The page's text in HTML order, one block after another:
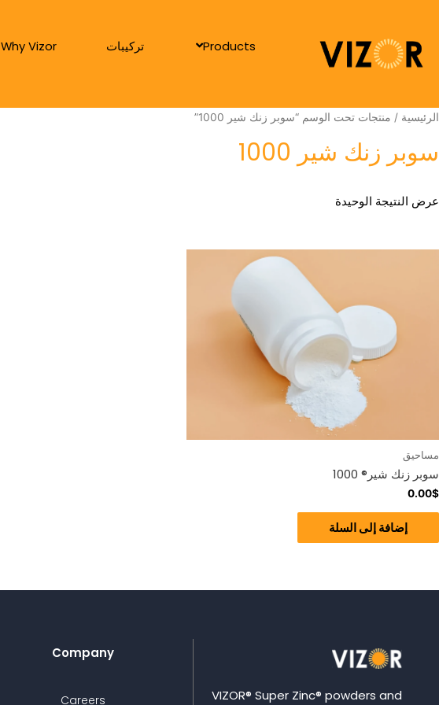
Products تركيبات Why Vizor
الرئيسية / منتجات تحت الوسم “سوبر زنك شير 1000”
سوبر زنك شير 1000
عرض النتيجة الوحيدة
مساحيق
سوبر زنك شير® 1000
0.00$
إضافة إلى السلة
VIZOR® Super Zinc® powders and
Company
Careers